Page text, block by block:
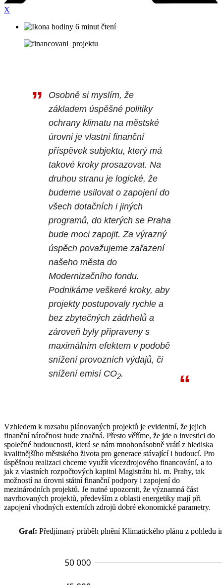
X
6 minut čtení
Osobně si myslím, že
základem úspěšné politiky
ochrany klimatu na městské
úrovni je vlastní finanční
příspěvek subjektu, který má
takové kroky prosazovat. Na
druhou stranu je logické, že
budeme usilovat o zapojení do
všech dotačních i jiných
programů, do kterých se Praha
bude moci zapojit. Za výrazný
úspěch považujeme zařazení
našeho města do
Modernizačního fondu.
Podnikáme veškeré kroky, aby
projekty postupovaly rychle a
bez zbytečných zádrhelů a
zároveň byly připraveny s
maximálním efektem v podobě
snížení provozních výdajů, či
snížení emisí CO2.
Vzhledem k rozsahu plánovaných projektů je evidentní, že jejich
finanční náročnost bude značná. Přesto věříme, že jde o investici do
společné budoucnosti, která se nám mnohonásobně vrátí z hlediska
kvalitnějšího městského života pro generace stávající i budoucí. Pro
úspěšnou realizaci chceme využít vícezdrojového financování, a to
jak z vlastních rozpočtových kapitol Magistrátu hl. m. Prahy, tak
možností na úrovni státní finanční podpory i zapojení do
mezinárodních projektů. Je nutné upozornit, že významná část
navrhovaných projektů, především z oblasti energetiky mají při
zapojení vhodných externích zdrojů dobré ekonomické parametry.
Graf: Předjímaný průběh plnění Klimatického plánu z pohledu